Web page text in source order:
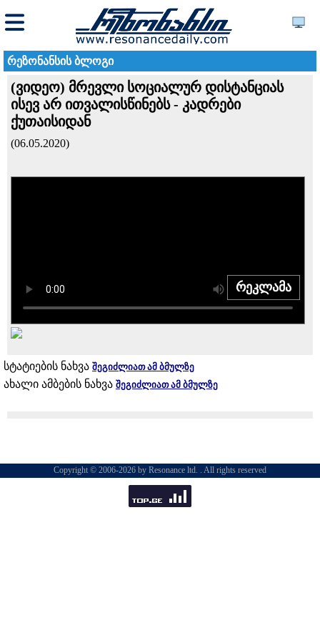
რეზონანსის ბლოგი
(ვიდეო) მრევლი სოციალურ დისტანციას
ისევ არ ითვალისწინებს - კადრები
ქუთაისიდან
(06.05.2020)
რეკლამა
სტატიების ნახვა შეგიძლიათ ამ ბმულზე
ახალი ამბების ნახვა შეგიძლიათ ამ ბმულზე
Copyright © 2006-2026 by Resonance ltd. . All rights reserved